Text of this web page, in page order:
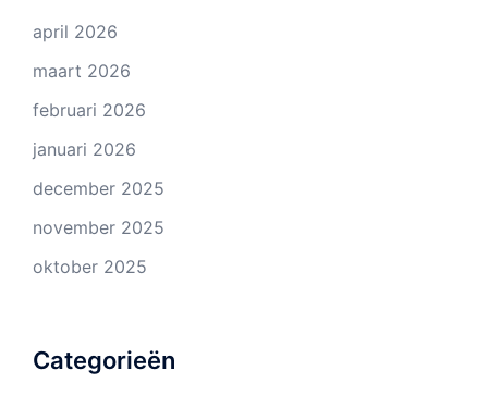
april 2026
maart 2026
februari 2026
januari 2026
december 2025
november 2025
oktober 2025
Categorieën